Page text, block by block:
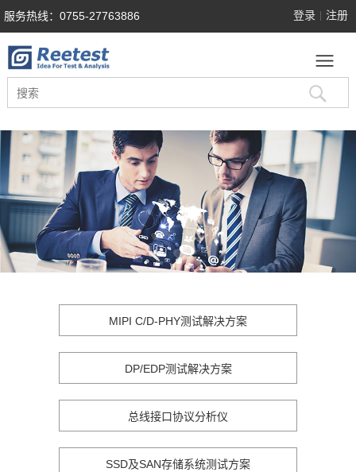
服务热线：0755-27763886 登录 注册
MIPI C/D-PHY测试解决方案
DP/EDP测试解决方案
总线接口协议分析仪
SSD及SAN存储系统测试方案